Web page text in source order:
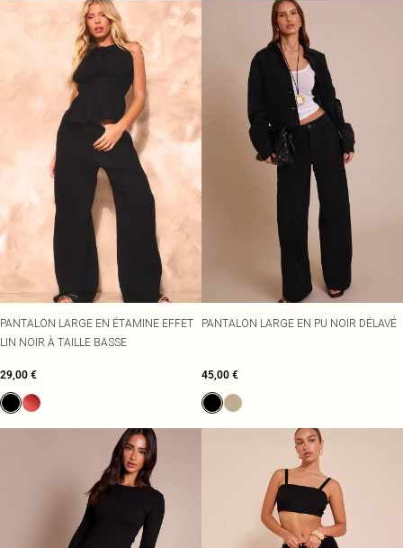
PANTALON LARGE EN ÉTAMINE EFFET
LIN NOIR À TAILLE BASSE
29,00 €
PANTALON LARGE EN PU NOIR DÉLAVÉ
45,00 €